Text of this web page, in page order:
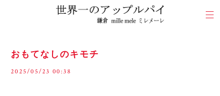
おもてなしのキモチ
2025/05/23 00:38